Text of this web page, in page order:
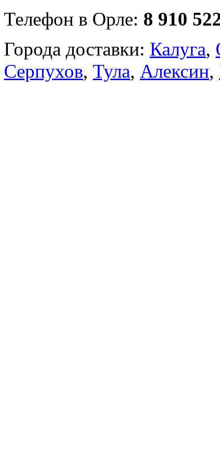
Телефон в Орле: 8 910
Города доставки: Калуга,
Серпухов, Тула, Алексин,